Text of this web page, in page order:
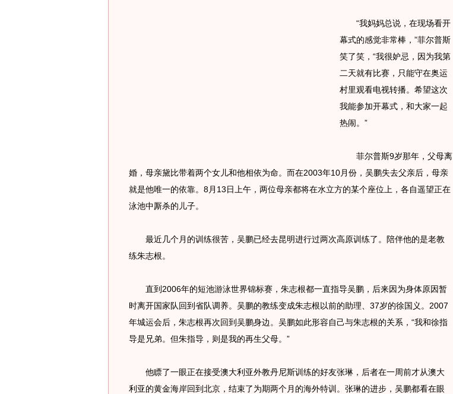
“我妈妈总说，在现场看开
幕式的感觉非常棒，”菲尔普斯
笑了笑，“我很妒忌，因为我第
二天就有比赛，只能守在奥运
村里观看电视转播。希望这次
我能参加开幕式，和大家一起
热闹。”
菲尔普斯9岁那年，父母离
婚，母亲黛比带着两个女儿和他相依为命。而在2003年10月份，吴鹏失去父亲后，母亲
就是他唯一的依靠。8月13日上午，两位母亲都将在水立方的某个座位上，各自遥望正在
泳池中厮杀的儿子。
最近几个月的训练很苦，吴鹏已经去昆明进行过两次高原训练了。陪伴他的是老教
练朱志根。
直到2006年的短池游泳世界锦标赛，朱志根都一直指导吴鹏，后来因为身体原因暂
时离开国家队回到省队调养。吴鹏的教练变成朱志根以前的助理、37岁的徐国义。2007
年城运会后，朱志根再次回到吴鹏身边。吴鹏如此形容自己与朱志根的关系，“我和徐指
导是兄弟。但朱指导，则是我的再生父母。”
他瞟了一眼正在接受澳大利亚外教丹尼斯训练的好友张琳，后者在一周前才从澳大
利亚的黄金海岸回到北京，结束了为期两个月的海外特训。张琳的进步，吴鹏都看在眼